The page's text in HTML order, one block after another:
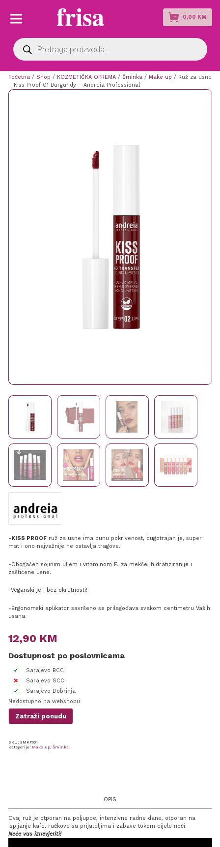
0,00 KM
Products
search
Početna / Shop / KOZMETIČKA OPREMA/ Šminka / Make up / Ruž za usne
– Kiss Proof 01 Burgundy – Andreia Professional
-KISS PROOFruž za usne ima punu pokrivenost, dugotrajan je, super
mat i ono najvažnije ne ostavlja tragove.
-Obogaćen sojinim uljem i vitaminom E, za mekše, hidratiziranije i
zaštićene usne.
-Veganski je i bez okrutnosti!
-Ergonomski aplikator savršeno se prilagođava svakom centimetru Vaših
usana.
12,90 KM
Dostupnost po poslovnicama
Sarajevo BCC
Sarajevo SCC
Sarajevo Dobrinja
Nedostupno na webshopu
Zatraži ponudu
SKU: 3MKP001
Kategorije: Make up, Šminka
OPIS
Ovaj ruž je otporan na poljupce, intenzivne radne dane, otporan na
ispijanje kafe, ručkove sa prijateljima i zabave tokom cijele noći.
Neće vas iznevjeriti!